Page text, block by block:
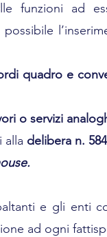
funzioni ad
possibile
quadro e
o servizi
alla delibera n.
e gli enti
ad ogni